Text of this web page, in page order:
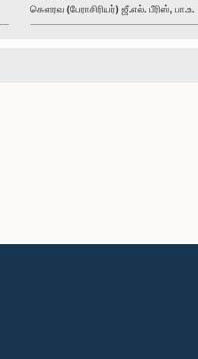
கௌரவ (பேராசிரியர்) ஜீ.எல். பீரிஸ், பா.உ.